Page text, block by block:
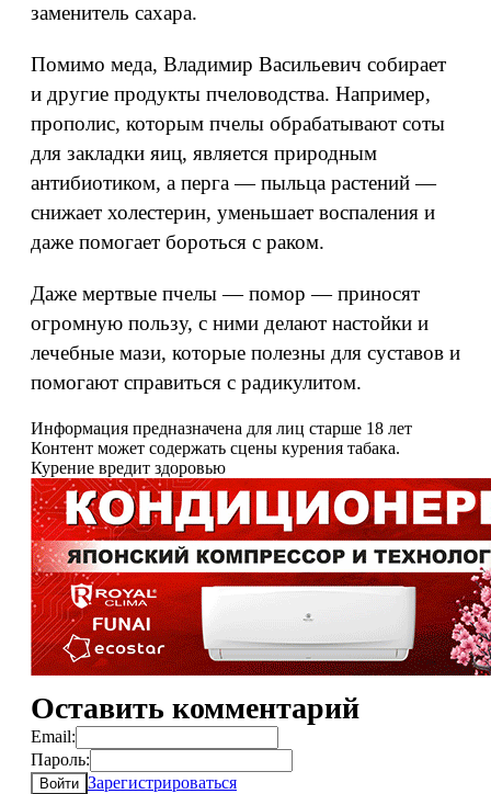
заменитель сахара.
Помимо меда, Владимир Васильевич собирает
и другие продукты пчеловодства. Например,
прополис, которым пчелы обрабатывают соты
для закладки яиц, является природным
антибиотиком, а перга — пыльца растений —
снижает холестерин, уменьшает воспаления и
даже помогает бороться с раком.
Даже мертвые пчелы — помор — приносят
огромную пользу, с ними делают настойки и
лечебные мази, которые полезны для суставов и
помогают справиться с радикулитом.
Информация предназначена для лиц старше 18 лет
Контент может содержать сцены курения табака.
Курение вредит здоровью
Оставить комментарий
Email:
Пароль:
Войти Зарегистрироваться